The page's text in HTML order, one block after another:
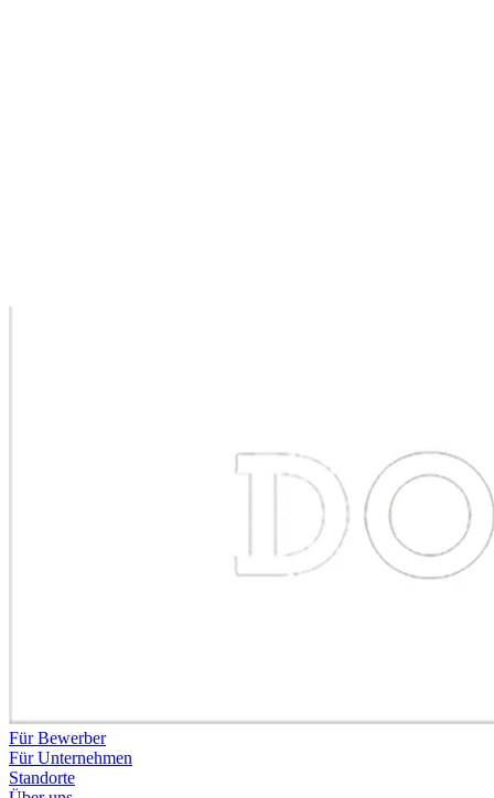
Für Bewerber
Für Unternehmen
Standorte